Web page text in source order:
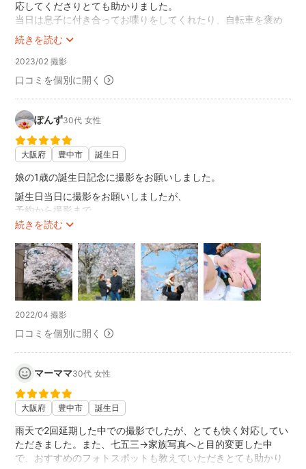
続きを読む
応してくださりとても助かりました。
当日は息子に付き合ってお喋りをしてくれたり、自転車を褒め
てくれたりして息子はとても嬉しかったようです。人見知りが
ある娘も意外とすぐ慣れて、笑顔の写真が撮れたのもせっきー
さんの人柄なのかなあと思いました。出来上がった写真もみん
なが良い顔の写真が沢山あって嬉しかったです。
思った以上にたくさん撮っていただき、本当に良い思い出にな
りました。また機会があればお願いしたいです。
2023/02 撮影
口コミを個別に開く
ぽんず30代 女性
大阪府 豊中市 誕生日
続きを読む
娘の1歳の誕生日記念に撮影をお願いしました。
誕生日当日に撮影をお願いしましたが、
予約から撮影まで、
メッセージでも丁寧な対応をいただき
とっっっても素敵な写真を撮ってくださいました！
眠くて娘がぐずって 私があやしていても、
「ゆっくりで大丈夫ですよー！」と
娘のことを一番に考えてくださり
せっきー！さんも
全力で娘をあやしてくださり、
区切りごとに、私たち夫婦に丁寧に見せてくださいました。
終始丁寧に対応していただき、
納品された写真も色鮮やかで
とても素敵なものばかりで
機会があればまたせっきー！さんにお願いしたいね、と夫婦で
話しております。
2022/04 撮影
口コミを個別に開く
マーママ30代 女性
大阪府 豊中市 誕生日
雨天で2回延期した中での撮影でしたが、とても快く対応してい
ただきました。また、七五三→家族写真へと目的変更した中
で、おすすめのフォトスポットも教えていただきとても助かり